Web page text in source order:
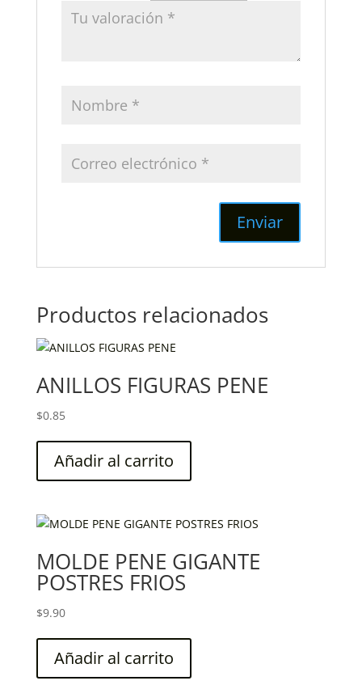
Productos relacionados
ANILLOS FIGURAS PENE
$0.85
Añadir al carrito
MOLDE PENE GIGANTE
POSTRES FRIOS
$9.90
Añadir al carrito